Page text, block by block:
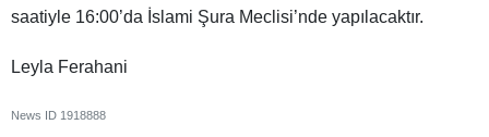
saatiyle 16:00’da İslami Şura Meclisi’nde yapılacaktır.
Leyla Ferahani
News ID 1918888